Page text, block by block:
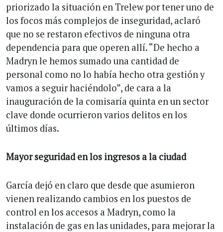
priorizado la situación en Trelew por tener uno de
los focos más complejos de inseguridad, aclaró
que no se restaron efectivos de ninguna otra
dependencia para que operen allí. “De hecho a
Madryn le hemos sumado una cantidad de
personal como no lo había hecho otra gestión y
vamos a seguir haciéndolo”, de cara a la
inauguración de la comisaría quinta en un sector
clave donde ocurrieron varios delitos en los
últimos días.
Mayor seguridad en los ingresos a la ciudad
García dejó en claro que desde que asumieron
vienen realizando cambios en los puestos de
control en los accesos a Madryn, como la
instalación de gas en las unidades, para mejorar la